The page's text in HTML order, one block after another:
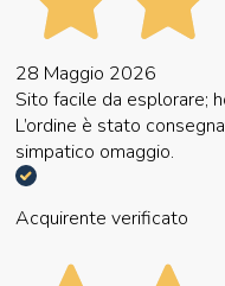
28 Maggio 2026
Sito facile da esplorare;
L’ordine è stato
simpatico omaggio.
Acquirente verificato